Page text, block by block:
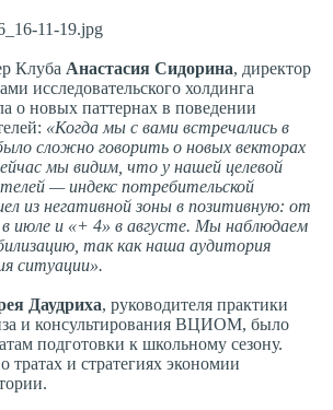
Клуба Анастасия Сидорина, директор
исследовательского холдинга
о новых паттернах в поведении
«Когда мы с вами встречались в
сложно говорить о новых векторах
мы видим, что у нашей целевой
— индекс потребительской
из негативной зоны в позитивную: от
июле и «+ 4» в августе. Мы наблюдаем
так как наша аудитория
ситуации».
Даудриха, руководителя практики
и консультирования ВЦИОМ, было
подготовки к школьному сезону.
тратах и стратегиях экономии